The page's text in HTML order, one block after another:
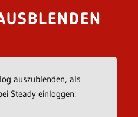
auszublenden, als
Steady einloggen: